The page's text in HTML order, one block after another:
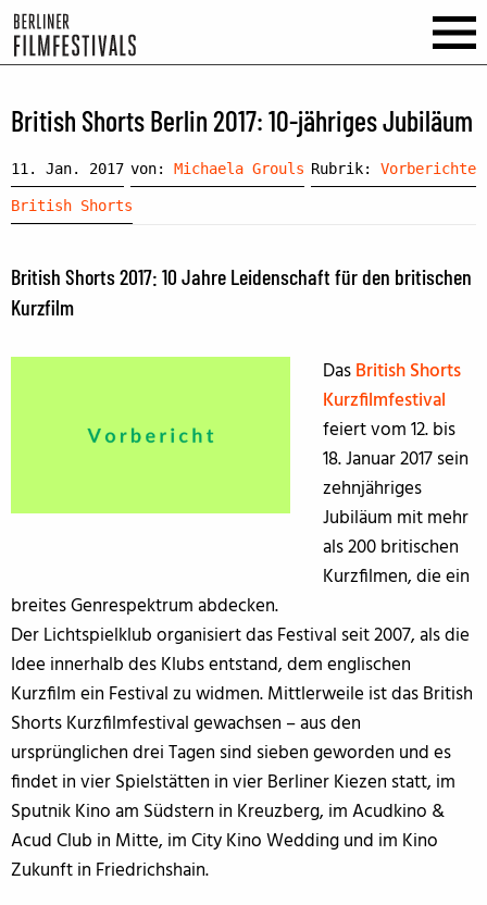
British Shorts Berlin 2017: 10-jähriges Jubiläum
11. Jan. 2017 von: Michaela Grouls Rubrik: Vorberichte
British Shorts
British Shorts 2017: 10 Jahre Leidenschaft für den britischen
Kurzfilm
DasBritish Shorts
Kurzfilmfestival
feiert vom 12. bis
18. Januar 2017 sein
zehnjähriges
Jubiläum mit mehr
als 200 britischen
Kurzfilmen, die ein
breites Genrespektrum abdecken.
Der Lichtspielklub organisiert das Festival seit 2007, als die
Idee innerhalb des Klubs entstand, dem englischen
Kurzfilm ein Festival zu widmen. Mittlerweile ist das British
Shorts Kurzfilmfestival gewachsen – aus den
ursprünglichen drei Tagen sind sieben geworden und es
findet in vier Spielstätten in vier Berliner Kiezen statt, im
Sputnik Kino am Südstern in Kreuzberg, im Acudkino &
Acud Club in Mitte, im City Kino Wedding und im Kino
Zukunft in Friedrichshain.